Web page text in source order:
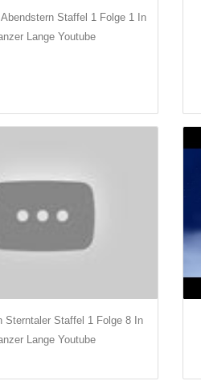
Staffel 1 Folge 1 In
Lange Youtube
Sterntaler Staffel 1 Folge 8 In
Lange Youtube